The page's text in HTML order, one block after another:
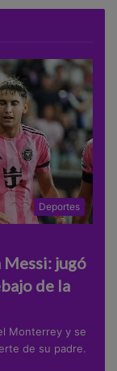
Deportes
Messi: jugó
de la
Monterrey y se
de su padre.